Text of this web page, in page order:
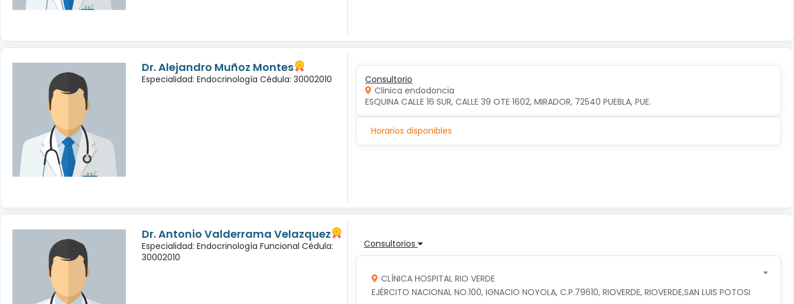
Dr. Alejandro Muñoz Montes
Especialidad: Endocrinología Cédula: 30002010
Consultorio
Clinica endodoncia
ESQUINA CALLE 16 SUR, CALLE 39 OTE 1602, MIRADOR, 72540 PUEBLA, PUE.
Horarios disponibles
Dr. Antonio Valderrama Velazquez
Especialidad: Endocrinología Funcional Cédula:
30002010
Consultorios
CLÍNICA HOSPITAL RIO VERDE
EJÉRCITO NACIONAL NO.100, IGNACIO NOYOLA, C.P.79610, RIOVERDE, RIOVERDE,SAN LUIS POTOSI